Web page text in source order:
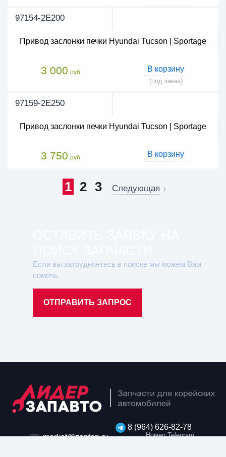
97154-2E200
Привод заслонки печки Hyundai Tucson | Sportage
3 000 руб В корзину
(под заказ)
97159-2E250
Привод заслонки печки Hyundai Tucson | Sportage
3 750 руб В корзину
1 2 3 Следующая
Если вы затрудняетесь в поиске мы можем Вам
помочь
ОТПРАВИТЬ ЗАПРОС
market@zaptop.ru
8 (964) 626-82-78
Номер Telegram